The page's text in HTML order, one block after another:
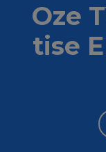
Oze
tise